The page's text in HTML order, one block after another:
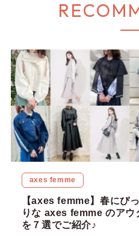
axes femme
【axes femme】春にぴ
りな axes femme のアウ
を７選でご紹介♪